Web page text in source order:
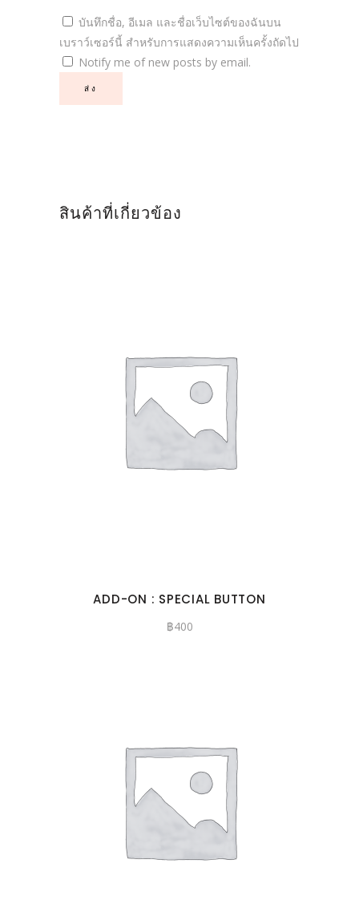
บันทึกชื่อ, อีเมล และชื่อเว็บไซต์ของฉันบน
เบราว์เซอร์นี้ สำหรับการแสดงความเห็นครั้งถัดไป
Notify me of new posts by email.
สินค้าที่เกี่ยวข้อง
ADD-ON : SPECIAL BUTTON
฿400